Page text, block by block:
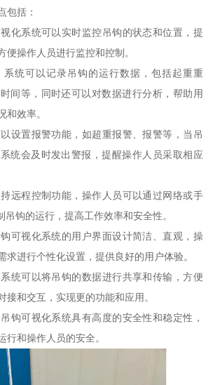
包括：
化系统可以实时监控吊钩的状态和位置，提
便操作人员进行监控和控制。
系统可以记录吊钩的运行数据，包括起重重
间等，同时还可以对数据进行分析，帮助用
和效率。
设置报警功能，如超重报警、报警等，当吊
统会及时发出警报，提醒操作人员采取相应
远程控制功能，操作人员可以通过网络或手
吊钩的运行，提高工作效率和安全性。
可视化系统的用户界面设计简洁、直观，操
求进行个性化设置，提供良好的用户体验。
统可以将吊钩的数据进行共享和传输，方便
接和交互，实现更的功能和应用。
钩可视化系统具有高度的安全性和稳定性，
行和操作人员的安全。